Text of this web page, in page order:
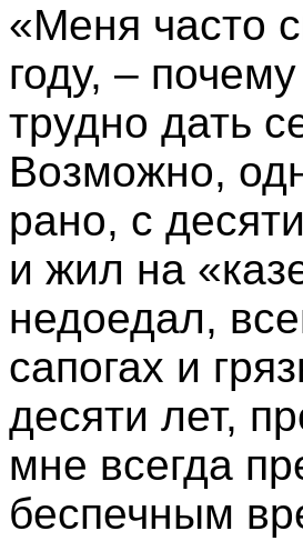
«Меня часто
году, –
трудно дать
Возможно,
рано, с
и жил на
недоедал,
сапогах и
десяти лет,
мне всегда
беспечным